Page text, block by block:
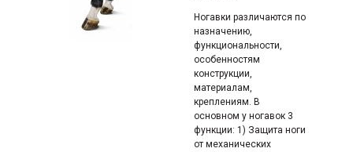
Ногавки различаются по
назначению,
функциональности,
особенно­стям
конструкции,
материалам,
креплениям. В
основном у ногавок 3
функции: 1) Защита ноги
от механических